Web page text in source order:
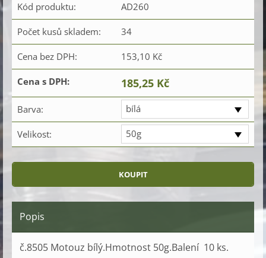
Kód produktu: AD260
Počet kusů skladem: 34
Cena bez DPH: 153,10 Kč
Cena s DPH: 185,25 Kč
Barva: bílá
Velikost: 50g
Popis
č.8505 Motouz bílý.Hmotnost 50g.Balení 10 ks.